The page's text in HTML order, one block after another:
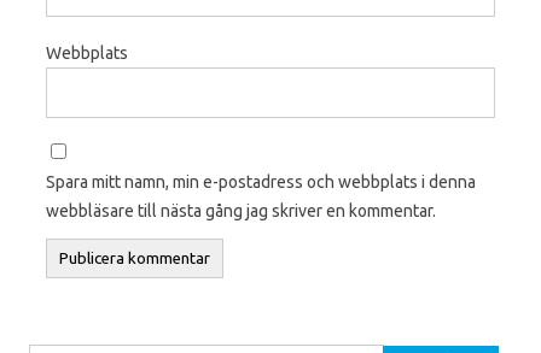
Webbplats
Spara mitt namn, min e-postadress och webbplats i denna
webbläsare till nästa gång jag skriver en kommentar.